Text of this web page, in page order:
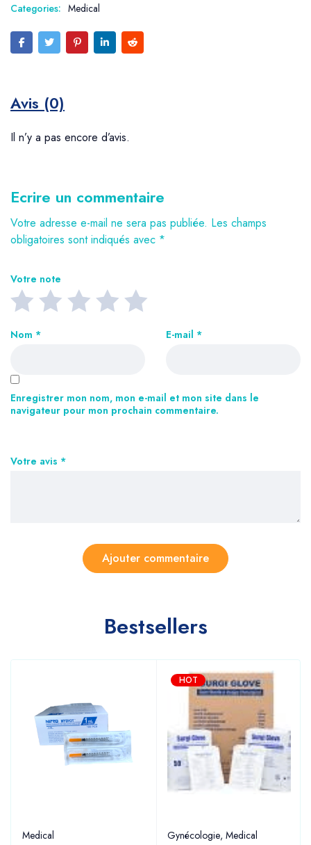
Categories: Medical
Avis (0)
Il n’y a pas encore d’avis.
Ecrire un commentaire
Votre adresse e-mail ne sera pas publiée. Les champs
obligatoires sont indiqués avec *
Votre note
Votre avis *
Nom * E-mail *
Enregistrer mon nom, mon e-mail et mon site dans le
navigateur pour mon prochain commentaire.
Bestsellers
Medical
HOT
Gynécologie, Medical